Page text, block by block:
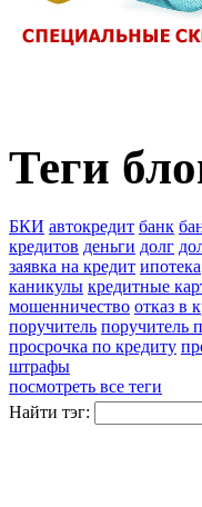
Теги
БКИ автокредит банк
кредитов деньги долг
заявка на кредит ипотека
каникулы кредитные
мошенничество отказ в
поручитель поручитель
просрочка по кредиту
штрафы
посмотреть все теги
Найти тэг: